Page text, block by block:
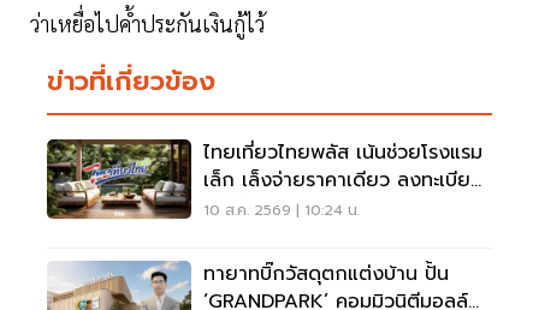
ว่าเหยื่อไปค้ำประกันเงินกู้ไว้
ข่าวที่เกี่ยวข้อง
ไทยเที่ยวไทยพลัส เน้นช่วยโรงแรม
เล็ก เล็งจ่ายราคาเดียว ลงทะเบียน
ต.ค.นี้
10 ส.ค. 2569 | 10:24 น.
ทายาทบิ๊กวัสดุตกแต่งบ้าน ปั้น
‘GRANDPARK’ คอมมิวนิตีมอลล์